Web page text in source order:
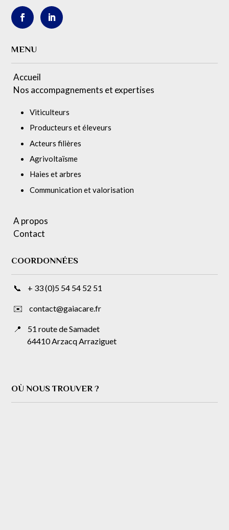
MENU
Accueil
Nos accompagnements et expertises
Viticulteurs
Producteurs et éleveurs
Acteurs filières
Agrivoltaïsme
Haies et arbres
Communication et valorisation
A propos
Contact
COORDONNÉES
📞 + 33 (0)5 54 54 52 51
✉️ contact@gaiacare.fr
📍 51 route de Samadet
64410 Arzacq Arraziguet
OÙ NOUS TROUVER ?